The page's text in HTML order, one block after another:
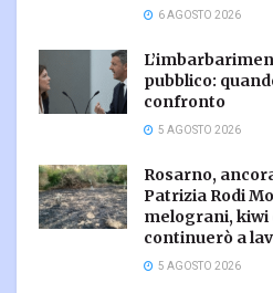
6 AGOSTO 2026
pubblico:
confronto
5 AGOSTO 2026
Rosarno,
Patrizia Rodi
melograni, kiwi
continuerò a
5 AGOSTO 2026